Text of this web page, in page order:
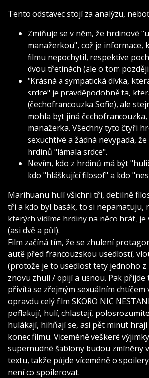
Tento odstavec stojí za analýzu,
Zmiňuje se v něm, že hrdinové
manažerkou", což je informace,
filmu nepochytil, respektive
dvou třetinách (ale o tom
"Krásná a sympatická dívka,
srdce" je pravděpodobně ta,
(čechofrancouzka Sofie), ale
mohla být jiná
manažerka. Všechny tyto čtyři
sexuchtivé a žádná nevypadá,
hrdinů "lámala srdce".
Nevím, kdo z hrdinů má být
kdo "hláškující filosof" a kdo
Marihuanu hulí všichni tři, debilně
tři a kdo byl basák, to si nepamatuju,
kterých vidíme hrdiny na něco hrát, je
(asi dvě a půl).
Film začíná tím, že se zhulení
autě před francouzskou usedlostí,
(protože je to usedlost tety jednoho z
znovu zhulí / opijí a usnou. Pak přijde
přivítá se zřejmým sexuálním chtíčem
opravdu celý film SKORO NIC
poflakují, hulí, chlastají,
hulákají, hihňají se, asi pět minut hrají
konec filmu. Víceméně veškeré
supernudné šablony budou zmíněny
textu, takže půjde víceméně o
není co spoilerovat.